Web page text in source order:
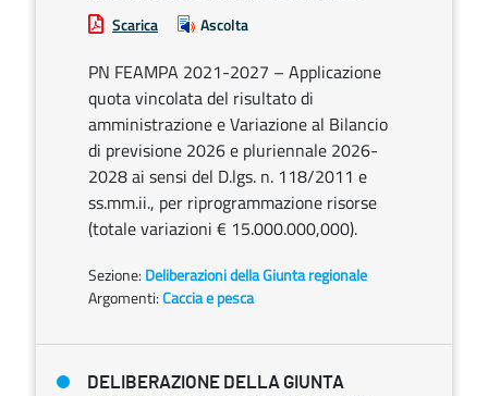
Scarica Ascolta
PN FEAMPA 2021-2027 – Applicazione
quota vincolata del risultato di
amministrazione e Variazione al Bilancio
di previsione 2026 e pluriennale 2026-
2028 ai sensi del D.lgs. n. 118/2011 e
ss.mm.ii., per riprogrammazione risorse
(totale variazioni € 15.000.000,000).
Sezione: Deliberazioni della Giunta regionale
Argomenti:Caccia e pesca
DELIBERAZIONE DELLA GIUNTA